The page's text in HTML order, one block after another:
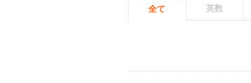
全て 英数